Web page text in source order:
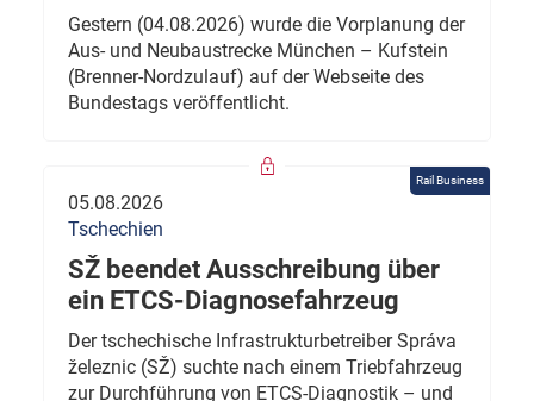
Gestern (04.08.2026) wurde die Vorplanung der
Aus- und Neubaustrecke München – Kufstein
(Brenner-Nordzulauf) auf der Webseite des
Bundestags veröffentlicht.
Rail Business
05.08.2026
Tschechien
SŽ beendet Ausschreibung über
ein ETCS-Diagnosefahrzeug
Der tschechische Infrastrukturbetreiber Správa
železnic (SŽ) suchte nach einem Triebfahrzeug
zur Durchführung von ETCS-Diagnostik – und